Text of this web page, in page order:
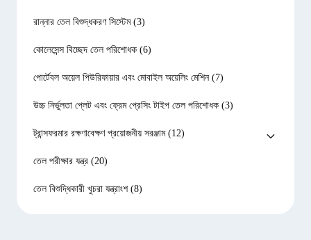
রান্নার তেল বিশুদ্ধকরণ সিস্টেম (3)
কোলেসেন্স বিচ্ছেদ তেল পরিশোধক (6)
পোর্টেবল অয়েল পিউরিফায়ার এবং মোবাইল অয়েলিং মেশিন (7)
উচ্চ নির্ভুলতা প্লেট এবং ফ্রেম প্রেসিং টাইপ তেল পরিশোধক (3)
ট্রান্সফরমার রক্ষণাবেক্ষণ প্রয়োজনীয় সরঞ্জাম (12)
তেল পরীক্ষার যন্ত্র (20)
তেল বিশুদ্ধিকারী খুচরা যন্ত্রাংশ (8)